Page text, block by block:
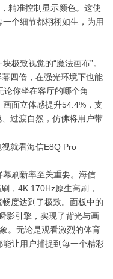
精准控制显示颜色。这使
个细节都栩栩如生，为用
致视觉的“魔法画布”。
四倍，在强光环境下也能
论你坐在客厅的哪个角
面立体感提升54.4%，支
过渡自然，仿佛将用户带
刷新率至关重要。海信
，4K 170Hz原生高刷，
度达到了极致。面板中的
影引擎，实现了背光与画
。无论是观看激烈的体育
让用户捕捉到每一个精彩